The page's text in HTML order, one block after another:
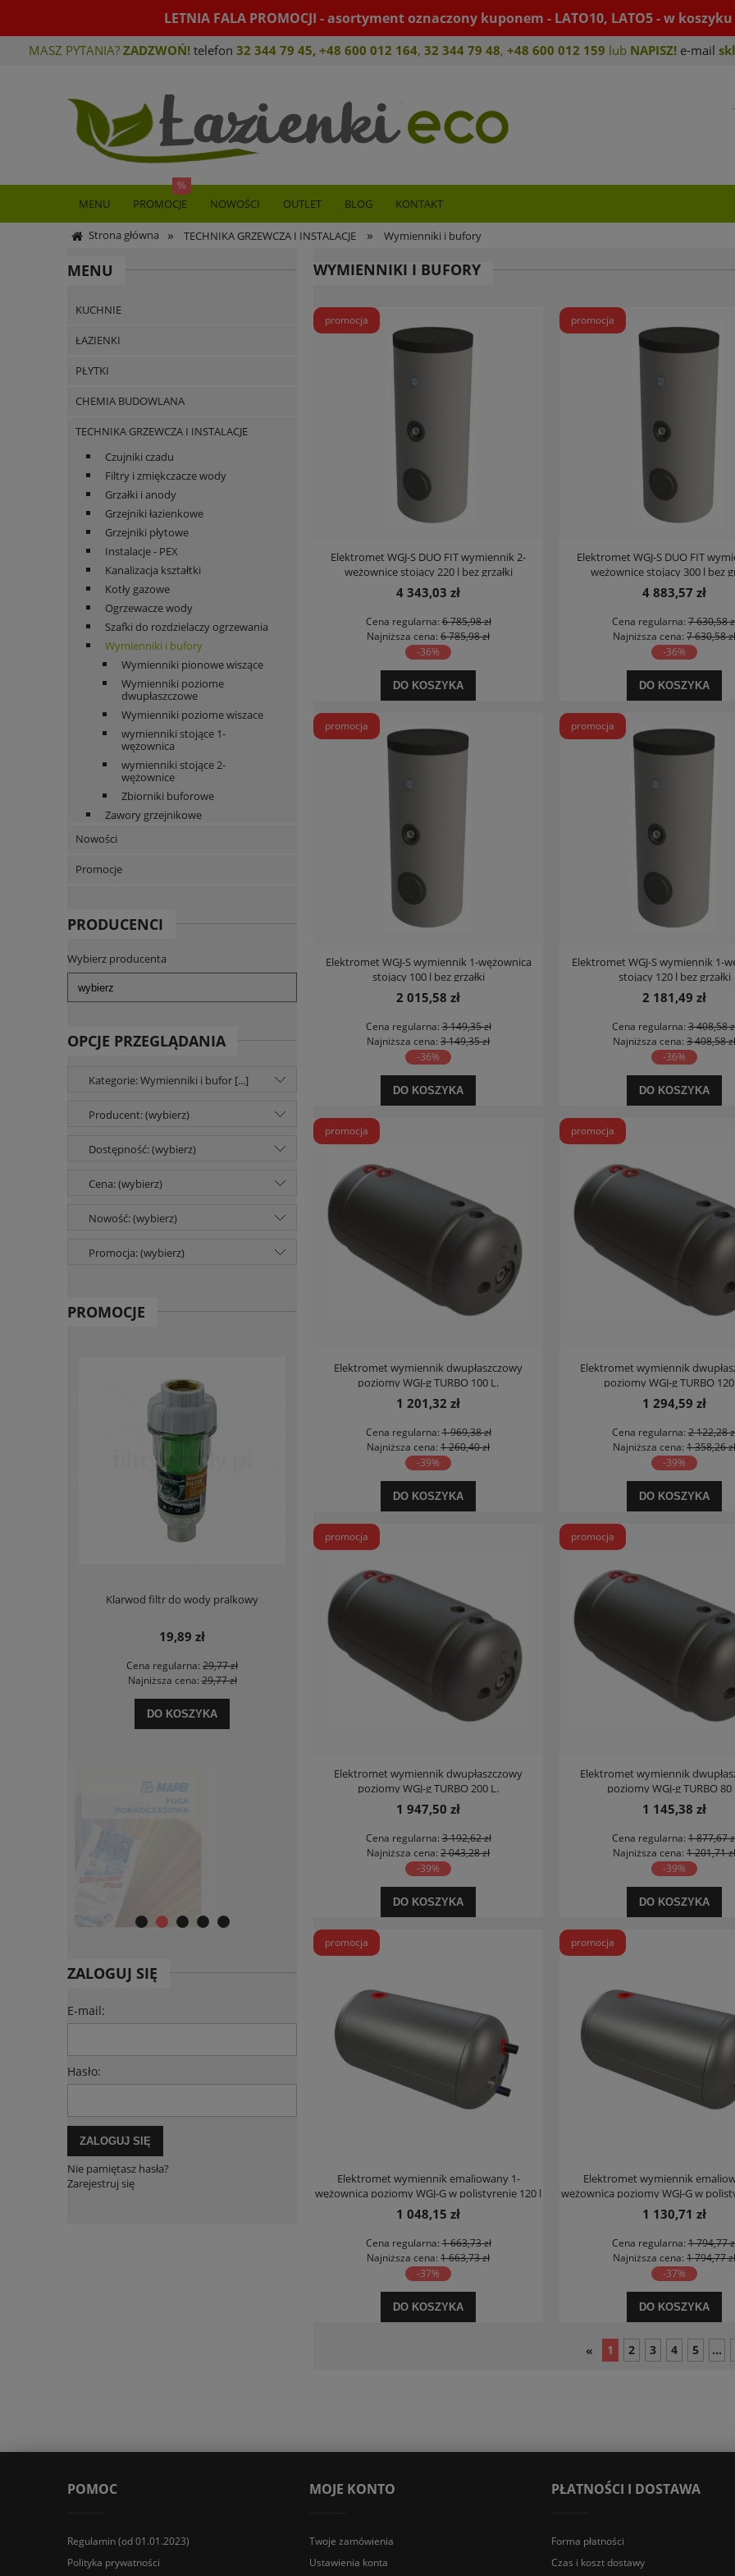
LETNIA FALA PROMOCJI - asortyment oznaczony kuponem - LATO10, LATO5 - w
MASZ PYTANIA? ZADZWOŃ! telefon 32 344 79 45, +48 600 012 164, 32 344 79 48, +48 600 012 159 lub NAPISZ! e-mail
MENU PROMOCJE NOWOŚCI OUTLET BLOG KONTAKT
Strona główna » TECHNIKA GRZEWCZA I INSTALACJE » Wymienniki i bufory
MENU
KUCHNIE
ŁAZIENKI
PŁYTKI
CHEMIA BUDOWLANA
TECHNIKA GRZEWCZA I INSTALACJE
Czujniki czadu
Filtry i zmiękczacze wody
Grzałki i anody
Grzejniki łazienkowe
Grzejniki płytowe
Instalacje - PEX
Kanalizacja kształtki
Kotły gazowe
Ogrzewacze wody
Szafki do rozdzielaczy ogrzewania
Wymienniki i bufory
Wymienniki pionowe wiszące
Wymienniki poziome
dwupłaszczowe
Wymienniki poziome wiszace
wymienniki stojące 1-
wężownica
wymienniki stojące 2-
wężownice
Zbiorniki buforowe
Zawory grzejnikowe
Nowości
Promocje
PRODUCENCI
Wybierz producenta
OPCJE PRZEGLĄDANIA
Kategorie: Wymienniki i bufor [...]
Producent: (wybierz)
Dostępność: (wybierz)
Cena: (wybierz)
Nowość: (wybierz)
Promocja: (wybierz)
PROMOCJE
Klarwod filtr do wody pralkowy
19,89 zł
Cena regularna: 29,77 zł
Najniższa cena:29,77 zł
DO KOSZYKA
Deante Blur bateria natryskowa nero
Cena regularna:
Najniższa cena:
DO KOSZYKA
Roca Hebe umywalka meblowa 61,5x39,5
Cena regularna:
Najniższa cena:
ZALOGUJ SIĘ
E-mail:
Hasło:
ZALOGUJ SIĘ
Nie pamiętasz hasła?
Zarejestruj się
WYMIENNIKI I BUFORY
Elektromet WGJ-S DUO FIT wymiennik 2-
wężownice stojący 220 l bez grzałki
4 343,03 zł
Cena regularna:6 785,98 zł
Najniższa cena: 6 785,98 zł
-36%
DO KOSZYKA
promocja
Elektromet WGJ-S DUO FIT
wężownice stojący 300 l bez
4 883,57 zł
Cena regularna:7 630,58
Najniższa cena: 7 630,58 zł
-36%
DO KOSZYKA
promocja
Elektromet WGJ-S wymiennik 1-wężownica
stojący 100 l bez grzałki
2 015,58 zł
Cena regularna:3 149,35 zł
Najniższa cena: 3 149,35 zł
-36%
DO KOSZYKA
promocja
Elektromet WGJ-S wymiennik 1-
stojący 120 l bez grzałki
2 181,49 zł
Cena regularna:3 408,58
Najniższa cena: 3 408,58 zł
-36%
DO KOSZYKA
promocja
Elektromet wymiennik dwupłaszczowy
poziomy WGJ-g TURBO 100 L.
1 201,32 zł
Cena regularna:1 969,38 zł
Najniższa cena: 1 260,40 zł
-39%
DO KOSZYKA
promocja
Elektromet wymiennik
poziomy WGJ-g TURBO
1 294,59 zł
Cena regularna:2 122,28
Najniższa cena: 1 358,26 zł
-39%
DO KOSZYKA
promocja
Elektromet wymiennik dwupłaszczowy
poziomy WGJ-g TURBO 200 L.
1 947,50 zł
Cena regularna:3 192,62 zł
Najniższa cena: 2 043,28 zł
-39%
DO KOSZYKA
promocja
Elektromet wymiennik
poziomy WGJ-g TURBO 80
1 145,38 zł
Cena regularna:1 877,67
Najniższa cena: 1 201,71 zł
-39%
DO KOSZYKA
promocja
Elektromet wymiennik emaliowany 1-
wężownica poziomy WGJ-G w polistyrenie 120 l
1 048,15 zł
Cena regularna:1 663,73 zł
Najniższa cena: 1 663,73 zł
-37%
DO KOSZYKA
promocja
Elektromet wymiennik
wężownica poziomy WGJ-G w
1 130,71 zł
Cena regularna:1 794,77
Najniższa cena: 1 794,77 zł
-37%
DO KOSZYKA
promocja
« 1 2 3 4 5 ...
POMOC
Regulamin (od 01.01.2023)
Polityka prywatności
MOJE KONTO
Twoje zamówienia
Ustawienia konta
PŁATNOŚCI I DOSTAWA
Forma płatności
Czas i koszt dostawy